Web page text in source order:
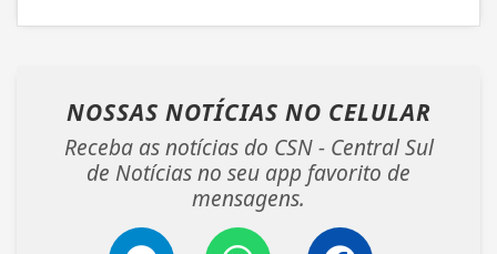
NOSSAS NOTÍCIAS NO CELULAR
Receba as notícias do CSN - Central Sul
de Notícias no seu app favorito de
mensagens.